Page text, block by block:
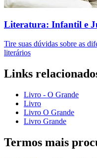
Literatura: Infantil e
Tire suas dúvidas sobre as
literários
Links
Livro - O Grande
Livro
Livro O Grande
Livro Grande
Termos mais